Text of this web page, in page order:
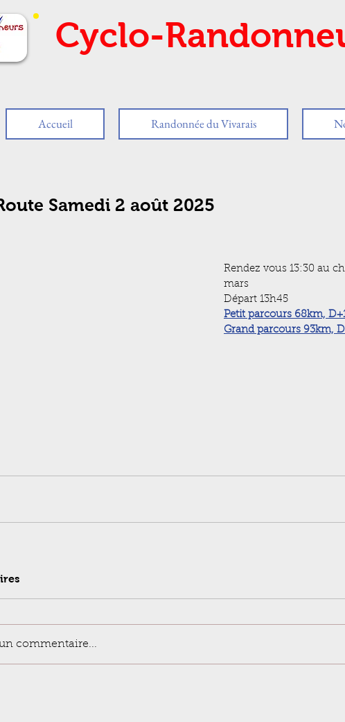
Cyclo-
Accueil Randonnée du Vivarais
Samedi 2 août 2025
Rendez vous 13:30 au
mars
Départ 13h45
Petit parcours 68km,
Grand parcours 93km,
commentaire...